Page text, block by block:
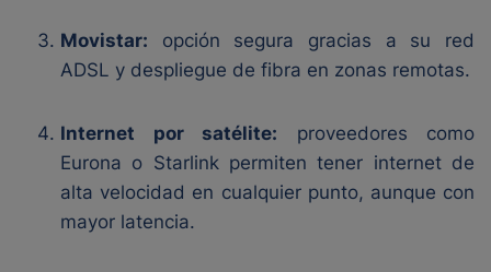
Movistar: opción segura gracias a su red
ADSL y despliegue de fibra en zonas remotas.
Internet por satélite: proveedores como
Eurona o Starlink permiten tener internet de
alta velocidad en cualquier punto, aunque con
mayor latencia.